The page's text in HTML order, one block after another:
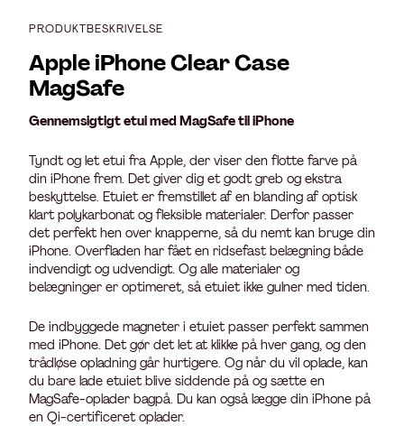
PRODUKTBESKRIVELSE
Apple iPhone Clear Case
MagSafe
Gennemsigtigt etui med MagSafe til iPhone
Tyndt og let etui fra Apple, der viser den flotte farve på
din iPhone frem. Det giver dig et godt greb og ekstra
beskyttelse. Etuiet er fremstillet af en blanding af optisk
klart polykarbonat og fleksible materialer. Derfor passer
det perfekt hen over knapperne, så du nemt kan bruge din
iPhone. Overfladen har fået en ridsefast belægning både
indvendigt og udvendigt. Og alle materialer og
belægninger er optimeret, så etuiet ikke gulner med tiden.
De indbyggede magneter i etuiet passer perfekt sammen
med iPhone. Det gør det let at klikke på hver gang, og den
trådløse opladning går hurtigere. Og når du vil oplade, kan
du bare lade etuiet blive siddende på og sætte en
MagSafe-oplader bagpå. Du kan også lægge din iPhone på
en Qi-certificeret oplader.